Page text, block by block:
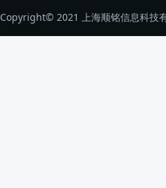
Copyright© 2021 上海顺铭信息科技